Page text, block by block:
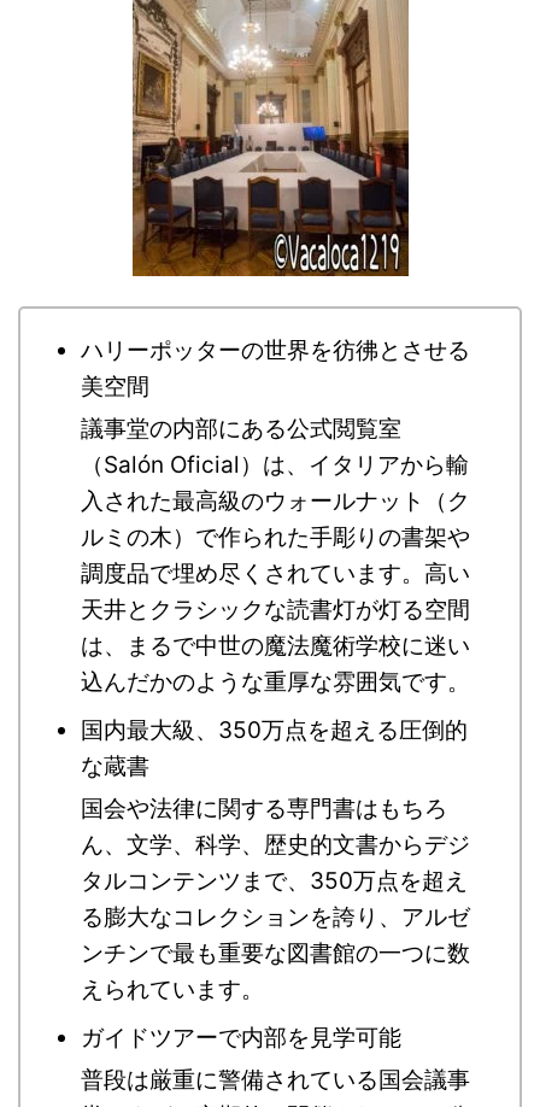
ハリーポッターの世界を彷彿とさせる
美空間
議事堂の内部にある公式閲覧室
（Salón Oficial）は、イタリアから輸
入された最高級のウォールナット（ク
ルミの木）で作られた手彫りの書架や
調度品で埋め尽くされています。高い
天井とクラシックな読書灯が灯る空間
は、まるで中世の魔法魔術学校に迷い
込んだかのような重厚な雰囲気です。
国内最大級、350万点を超える圧倒的
な蔵書
国会や法律に関する専門書はもちろ
ん、文学、科学、歴史的文書からデジ
タルコンテンツまで、350万点を超え
る膨大なコレクションを誇り、アルゼ
ンチンで最も重要な図書館の一つに数
えられています。
ガイドツアーで内部を見学可能
普段は厳重に警備されている国会議事